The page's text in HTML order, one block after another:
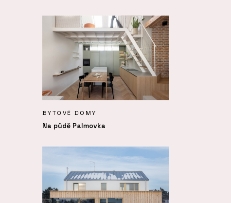
BYTOVÉ DOMY
Na půdě Palmovka